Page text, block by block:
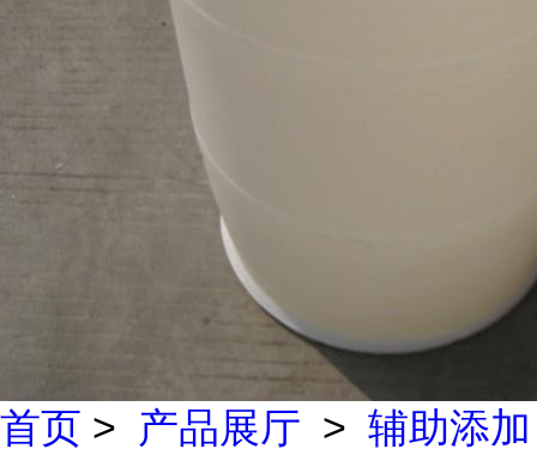
首页 > 产品展厅 > 辅助添加